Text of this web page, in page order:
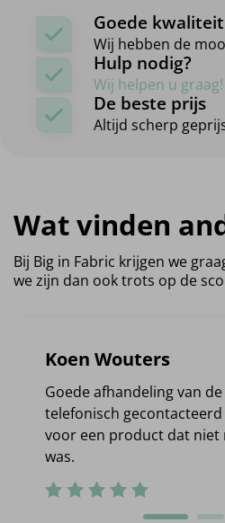
Goede kwaliteit
Wij hebben de
Hulp nodig?
Wij helpen u graag!
De beste prijs
Altijd scherp
Wat vinden
Bij Big in Fabric krijgen we
we zijn dan ook trots op de
Koen Wouters
Goede afhandeling van
telefonisch
voor een product dat niet
was.